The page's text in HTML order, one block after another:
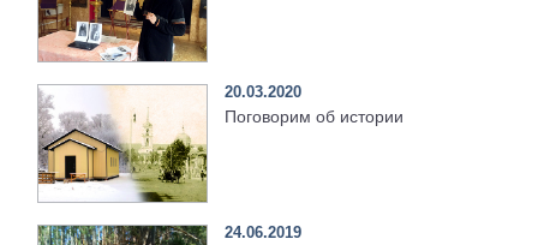
20.03.2020
Поговорим об истории
24.06.2019